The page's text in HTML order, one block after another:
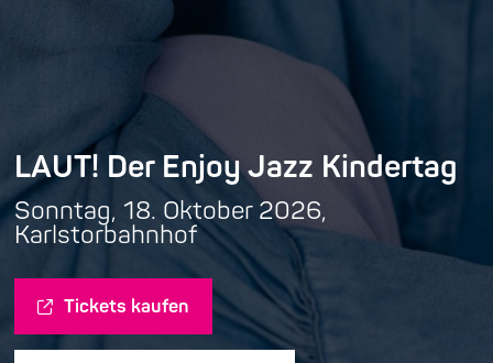
LAUT! Der Enjoy Jazz Kindertag
Sonntag, 18. Oktober 2026,
Karlstorbahnhof
Tickets kaufen